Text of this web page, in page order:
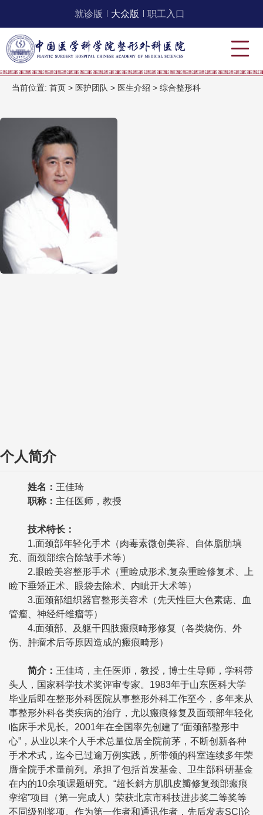
就诊版 大众版 职工入口
当前位置: 首页 > 医护团队 > 医生介绍 > 综合整形科
个人简介
姓名： 王佳琦
职称 ： 主任医师，教授
技术特长 ：
1.面颈部年轻化手术（肉毒素微创美容、自体脂肪填
充、面颈部综合除皱手术等）
2.眼睑美容整形手术（重睑成形术,复杂重睑修复术、上
睑下垂矫正术、眼袋去除术、内眦开大术等）
3.面颈部组织器官整形美容术（先天性巨大色素痣、血
管瘤、神经纤维瘤等）
4.面颈部、及躯干四肢瘢痕畸形修复（各类烧伤、外
伤、肿瘤术后等原因造成的瘢痕畸形）
简介 ： 王佳琦，主任医师，教授，博士生导师，学科带
头人，国家科学技术奖评审专家。1983年于山东医科大学
毕业后即在整形外科医院从事整形外科工作至今，多年来从
事整形外科各类疾病的治疗，尤以瘢痕修复及面颈部年轻化
临床手术见长。2001年在全国率先创建了“面颈部整形中
心”，从业以来个人手术总量位居全院前茅，不断创新各种
手术术式，迄今已过逾万例实践，所带领的科室连续多年荣
膺全院手术量前列。承担了包括首发基金、卫生部科研基金
在内的10余项课题研究。“超长斜方肌肌皮瓣修复颈部瘢痕
挛缩”项目（第一完成人）荣获北京市科技进步奖二等奖等
不同级别奖项。作为第一作者和通讯作者，先后发表SCI论